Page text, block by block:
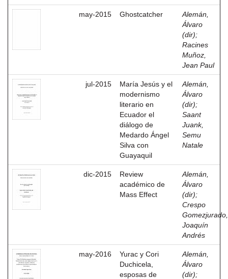
may-2015 Ghostcatcher
Alemán,
Álvaro
(dir);
Racines
Muñoz,
Jean Paul
jul-2015
María Jesús y el
modernismo
literario en
Ecuador el
diálogo de
Medardo Ángel
Silva con
Guayaquil
Alemán,
Álvaro
(dir);
Saant
Juank,
Semu
Natale
dic-2015
Review
académico de
Mass Effect
Alemán,
Álvaro
(dir);
Crespo
Gomezjurado,
Joaquín
Andrés
may-2016
Yurac y Cori
Duchicela,
esposas de
Alemán,
Álvaro
(dir);